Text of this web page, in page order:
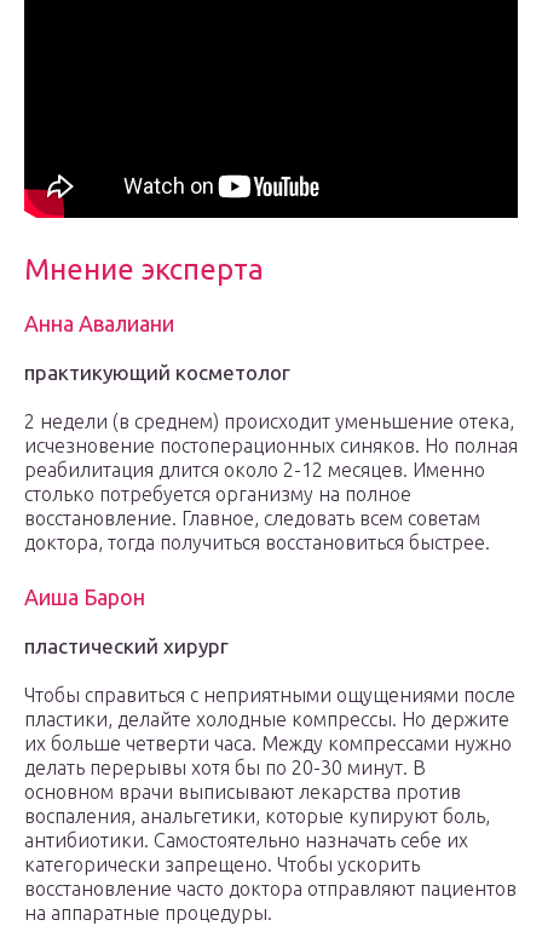
Мнение эксперта
Анна Авалиани
практикующий косметолог
2 недели (в среднем) происходит уменьшение отека,
исчезновение постоперационных синяков. Но полная
реабилитация длится около 2-12 месяцев. Именно
столько потребуется организму на полное
восстановление. Главное, следовать всем советам
доктора, тогда получиться восстановиться быстрее.
Аиша Барон
пластический хирург
Чтобы справиться с неприятными ощущениями после
пластики, делайте холодные компрессы. Но держите
их больше четверти часа. Между компрессами нужно
делать перерывы хотя бы по 20-30 минут. В
основном врачи выписывают лекарства против
воспаления, анальгетики, которые купируют боль,
антибиотики. Самостоятельно назначать себе их
категорически запрещено. Чтобы ускорить
восстановление часто доктора отправляют пациентов
на аппаратные процедуры.